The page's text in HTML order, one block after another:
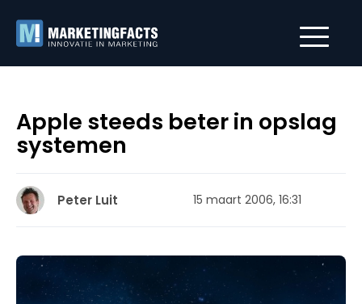
Apple steeds beter in opslag
systemen
Peter Luit 15 maart 2006, 16:31